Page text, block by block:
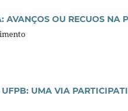
OU RECUOS NA
UMA VIA